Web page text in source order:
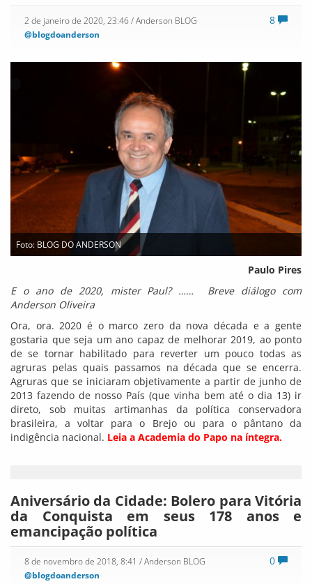
8
2 de janeiro de 2020, 23:46/ Anderson BLOG
@blogdoanderson
Foto: BLOG DO ANDERSON
Paulo Pires
E o ano de 2020, mister Paul? …… Breve diálogo com
Anderson Oliveira
Ora, ora. 2020 é o marco zero da nova década e a gente
gostaria que seja um ano capaz de melhorar 2019, ao ponto
de se tornar habilitado para reverter um pouco todas as
agruras pelas quais passamos na década que se encerra.
Agruras que se iniciaram objetivamente a partir de junho de
2013 fazendo de nosso País (que vinha bem até o dia 13) ir
direto, sob muitas artimanhas da política conservadora
brasileira, a voltar para o Brejo ou para o pântano da
indigência nacional. Leia a Academia do Papo na íntegra.
Aniversário da Cidade: Bolero para Vitória
da Conquista em seus 178 anos e
emancipação política
0
8 de novembro de 2018, 8:41 / Anderson BLOG
@blogdoanderson